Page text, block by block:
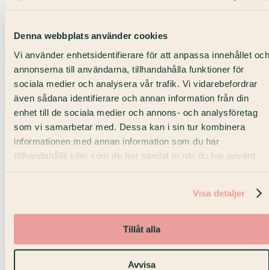
Denna webbplats använder cookies
Vi använder enhetsidentifierare för att anpassa innehållet och
annonserna till användarna, tillhandahålla funktioner för
sociala medier och analysera vår trafik. Vi vidarebefordrar
även sådana identifierare och annan information från din
enhet till de sociala medier och annons- och analysföretag
som vi samarbetar med. Dessa kan i sin tur kombinera
informationen med annan information som du har
tillhandahållit eller som de har samlat in när du har använt
Visa detaljer
Tillåt alla
Avvisa
6–10 personer
Private Office ⎯ 10 personer